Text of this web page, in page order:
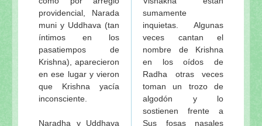
providencial, Narada
muni y Uddhava (tan
íntimos en los
pasatiempos de
Krishna), aparecieron
en ese lugar y vieron
que Krishna yacía
inconsciente.
Naradha y Uddhava
sumamente
inquietas. Algunas
veces cantan el
nombre de Krishna
en los oídos de
Radha otras veces
toman un trozo de
algodón y lo
sostienen frente a
Sus fosas nasales